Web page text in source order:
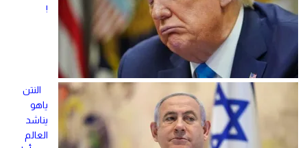
!
النتن
ياهو
يناشد
العالم